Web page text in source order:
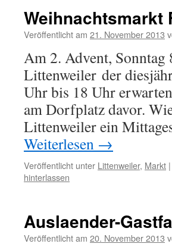
Weihnachtsmarkt
Veröffentlicht am 21. November 2013
Am 2. Advent,
Littenweiler der
Uhr bis 18 Uhr
am Dorfplatz davor.
Littenweiler ein
Weiterlesen →
Veröffentlicht unter Littenweiler, Markt |
hinterlassen
Auslaender-
Veröffentlicht am 20. November 2013